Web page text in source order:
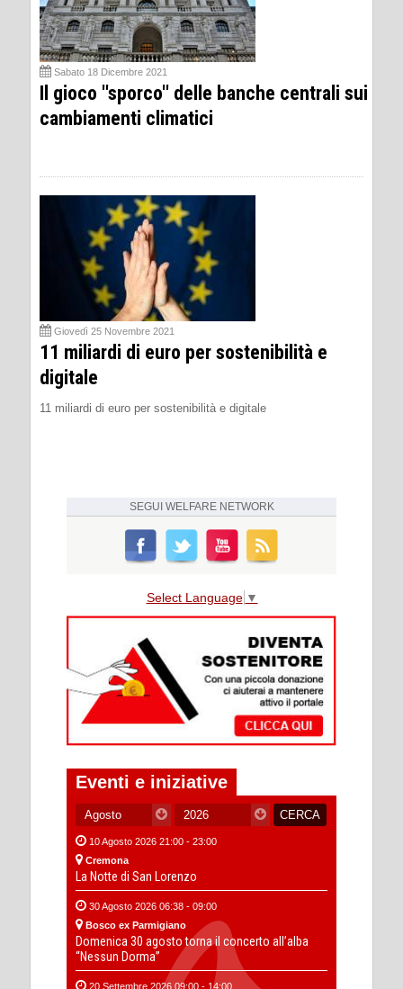
Sabato 18 Dicembre 2021
Il gioco ''sporco'' delle banche centrali sui
cambiamenti climatici
Giovedì 25 Novembre 2021
11 miliardi di euro per sostenibilità e
digitale
11 miliardi di euro per sostenibilità e digitale
SEGUI WELFARE NETWORK
Select Language ▼
Eventi e iniziative
10 Agosto 2026 21:00 - 23:00
Cremona
La Notte di San Lorenzo
30 Agosto 2026 06:38 - 09:00
Bosco ex Parmigiano
Domenica 30 agosto torna il concerto all’alba
“Nessun Dorma”
20 Settembre 2026 09:00 - 14:00